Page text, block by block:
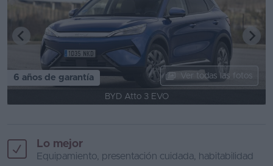
6 años de garantía Ver todas las fotos
BYD Atto 3 EVO
Lo mejor
Equipamiento, presentación cuidada, habitabilidad